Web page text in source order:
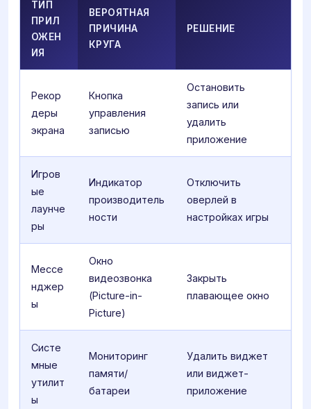
ТИП
ПРИЛ
ОЖЕН
ИЯ
ВЕРОЯТНАЯ
ПРИЧИНА
КРУГА
РЕШЕНИЕ
Рекор
деры
экрана
Кнопка
управления
записью
Остановить
запись или
удалить
приложение
Игров
ые
лаунче
ры
Индикатор
производитель
ности
Отключить
оверлей в
настройках игры
Мессе
нджер
ы
Окно
видеозвонка
(Picture-in-
Picture)
Закрыть
плавающее окно
Систе
мные
утилит
ы
Мониторинг
памяти/
батареи
Удалить виджет
или виджет-
приложение